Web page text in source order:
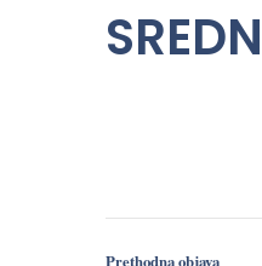
Prethodna objava